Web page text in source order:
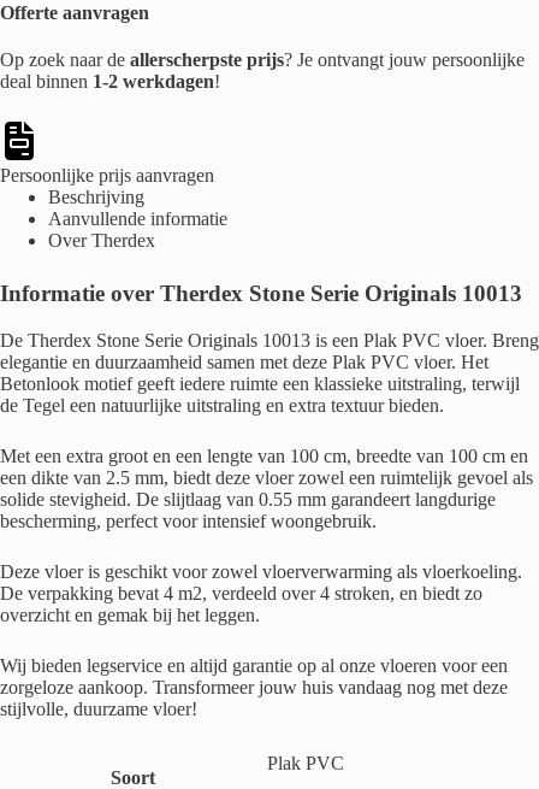
Offerte aanvragen
Op zoek naar de allerscherpste prijs? Je ontvangt jouw persoonlijke
deal binnen 1-2 werkdagen!
Persoonlijke prijs aanvragen
Beschrijving
Aanvullende informatie
Over Therdex
Informatie over Therdex Stone Serie Originals 10013
De Therdex Stone Serie Originals 10013 is een Plak PVC vloer. Breng
elegantie en duurzaamheid samen met deze Plak PVC vloer. Het
Betonlook motief geeft iedere ruimte een klassieke uitstraling, terwijl
de Tegel een natuurlijke uitstraling en extra textuur bieden.
Met een extra groot en een lengte van 100 cm, breedte van 100 cm en
een dikte van 2.5 mm, biedt deze vloer zowel een ruimtelijk gevoel als
solide stevigheid. De slijtlaag van 0.55 mm garandeert langdurige
bescherming, perfect voor intensief woongebruik.
Deze vloer is geschikt voor zowel vloerverwarming als vloerkoeling.
De verpakking bevat 4 m2, verdeeld over 4 stroken, en biedt zo
overzicht en gemak bij het leggen.
Wij bieden legservice en altijd garantie op al onze vloeren voor een
zorgeloze aankoop. Transformeer jouw huis vandaag nog met deze
stijlvolle, duurzame vloer!
Soort
Plak PVC